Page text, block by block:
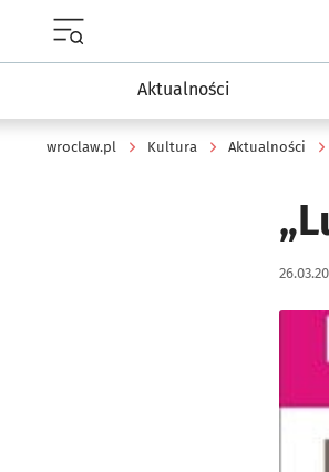
Aktualności
wroclaw.pl Kultura Aktualności
Data